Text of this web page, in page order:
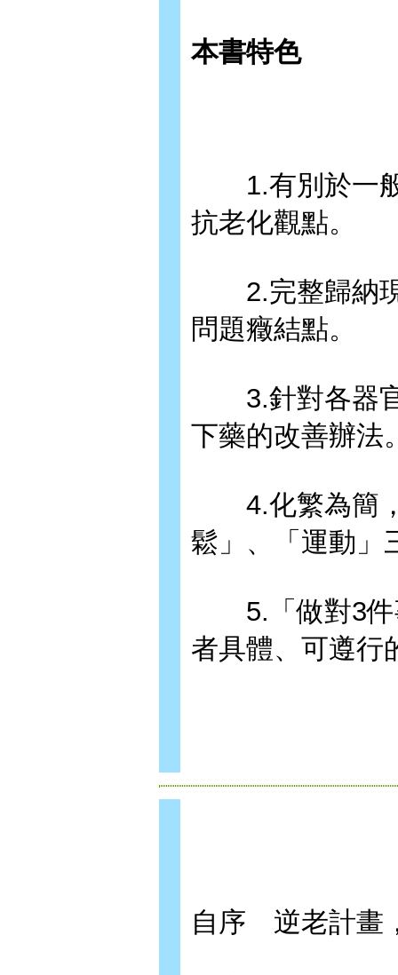
本書特色
1.有別於一般
抗老化觀點。
2.完整歸納現
問題癥結點。
3.針對各器官
下藥的改善辦法
4.化繁為簡，
鬆」、「運動」
5.「做對3件
者具體、可遵行
自序 逆老計畫